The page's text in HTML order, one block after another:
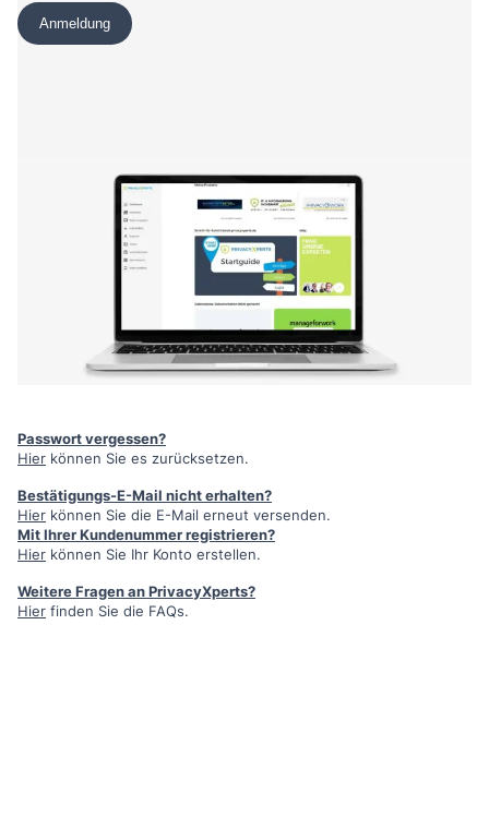
Passwort vergessen?
Hier können Sie es zurücksetzen.
Bestätigungs-E-Mail nicht erhalten?
Hier können Sie die E-Mail erneut versenden.
Mit Ihrer Kundenummer registrieren?
Hier können Sie Ihr Konto erstellen.
Weitere Fragen an PrivacyXperts?
Hier finden Sie die FAQs.